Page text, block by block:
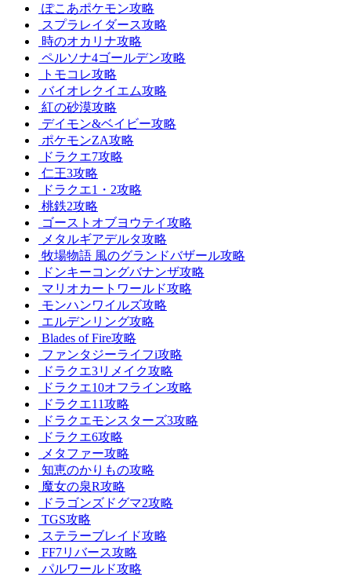
ぽこあポケモン攻略
スプラレイダース攻略
時のオカリナ攻略
ペルソナ4ゴールデン攻略
トモコレ攻略
バイオレクイエム攻略
紅の砂漠攻略
デイモン&ベイビー攻略
ポケモンZA攻略
ドラクエ7攻略
仁王3攻略
ドラクエ1・2攻略
桃鉄2攻略
ゴーストオブヨウテイ攻略
メタルギアデルタ攻略
牧場物語 風のグランドバザール攻略
ドンキーコングバナンザ攻略
マリオカートワールド攻略
モンハンワイルズ攻略
エルデンリング攻略
Blades of Fire攻略
ファンタジーライフi攻略
ドラクエ3リメイク攻略
ドラクエ10オフライン攻略
ドラクエ11攻略
ドラクエモンスターズ3攻略
ドラクエ6攻略
メタファー攻略
知恵のかりもの攻略
魔女の泉R攻略
ドラゴンズドグマ2攻略
TGS攻略
ステラーブレイド攻略
FF7リバース攻略
パルワールド攻略